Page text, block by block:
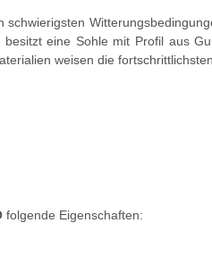
schwierigsten
eine Sohle mit Profil aus
weisen die
folgende Eigenschaften: